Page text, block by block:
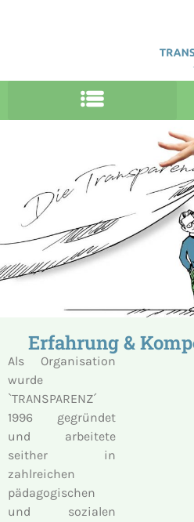
Erfahrung &
Als Organisation
wurde
`TRANSPARENZ´
1996 gegründet
und arbeitete
seither in
zahlreichen
pädagogischen
und sozialen